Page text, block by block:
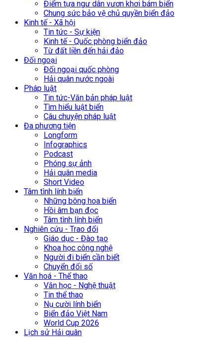
Điểm tựa ngư dân vươn khơi bám biển
Chung sức bảo vệ chủ quyền biển đảo
Kinh tế - Xã hội
Tin tức - Sự kiện
Kinh tế - Quốc phòng biển đảo
Từ đất liền đến hải đảo
Đối ngoại
Đối ngoại quốc phòng
Hải quân nước ngoài
Pháp luật
Tin tức-Văn bản pháp luật
Tìm hiểu luật biển
Câu chuyện pháp luật
Đa phương tiện
Longform
Infographics
Podcast
Phóng sự ảnh
Hải quân media
Short Video
Tâm tình lính biển
Những bông hoa biển
Hồi âm bạn đọc
Tâm tình lính biển
Nghiên cứu - Trao đổi
Giáo dục - Đào tạo
Khoa học công nghệ
Người đi biển cần biết
Chuyển đổi số
Văn hoá - Thể thao
Văn học - Nghệ thuật
Tin thể thao
Nụ cười lính biển
Biển đảo Việt Nam
World Cup 2026
Lịch sử Hải quân